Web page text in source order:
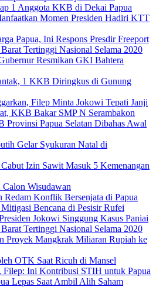
1 Anggota KKB di Dekai Papua
Momen Presiden Hadiri KTT
Papua, Ini Respons Presdir Freeport
Tertinggi Nasional Selama 2020
Resmikan GKI Bahtera
1 KKB Diringkus di Gunung
Filep Minta Jokowi Tepati Janji
KKB Bakar SMP N Serambakon
Provinsi Papua Selatan Dibahas Awal
Gelar Syukuran Natal di
Izin Sawit Masuk 5 Kemenangan
Wisudawan
Redam Konflik Bersenjata di Papua
Bencana di Pesisir Rufei
Jokowi Singgung Kasus Paniai
Tertinggi Nasional Selama 2020
Proyek Mangkrak Miliaran Rupiah ke
OTK Saat Ricuh di Mansel
Filep: Ini Kontribusi STIH untuk Papua
Lepas Saat Ambil Alih Saham